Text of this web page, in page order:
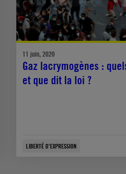
11 juin, 2020
Gaz lacrymogènes :
et que dit la loi ?
LIBERTÉ D'EXPRESSION